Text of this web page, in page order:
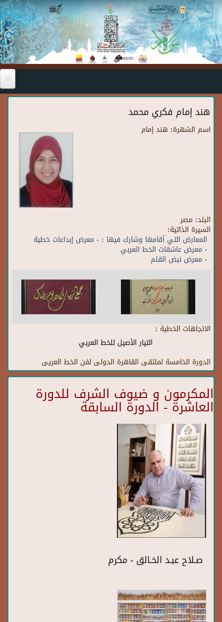
Skip to main content
هند إمام فكري محمد
اسم الشهرة: هند إمام
البلد: مصر
السيرة الذاتية:
المعارض التي أقامها وشارك فيها : - معرض إبداعات خطية
- معرض عاشقات الخط العربي
- معرض نبض القلم
الاتجاهات الخطية :
التيار الأصيل للخط العربي
الدورة الخامسة لملتقى القاهرة الدولى لفن الخط العريى
المكرمون و ضيوف الشرف للدورة
العاشرة - الدورة السابقة
صـلاح عبـد الخـالق - مكرم